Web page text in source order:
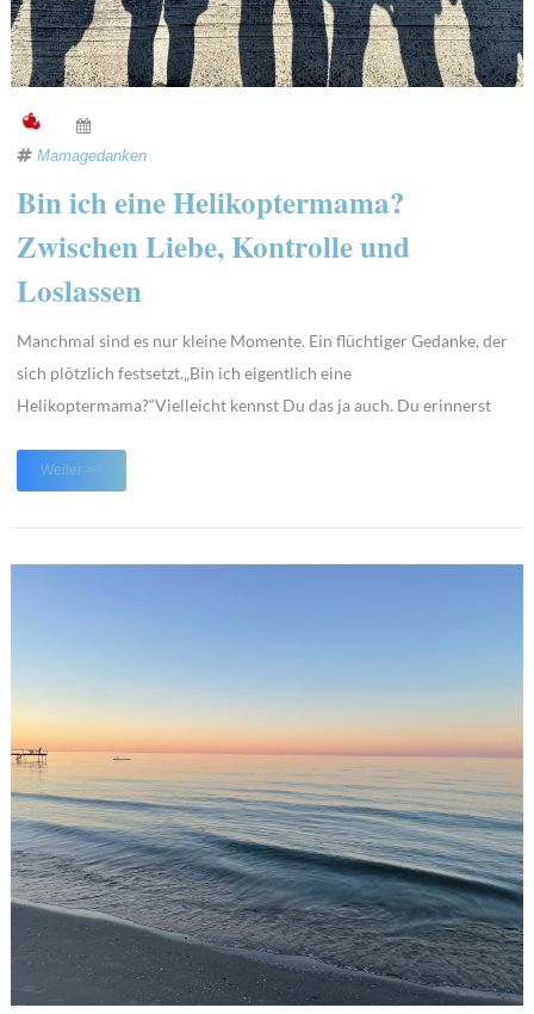
Mamagedanken
Bin ich eine Helikoptermama?
Zwischen Liebe, Kontrolle und
Loslassen
Manchmal sind es nur kleine Momente. Ein flüchtiger Gedanke, der
sich plötzlich festsetzt.„Bin ich eigentlich eine
Helikoptermama?“Vielleicht kennst Du das ja auch. Du erinnerst
nach, ob die Jacke warm genug ist. Du greifst ein, bevor ein Streit
Weiter >>